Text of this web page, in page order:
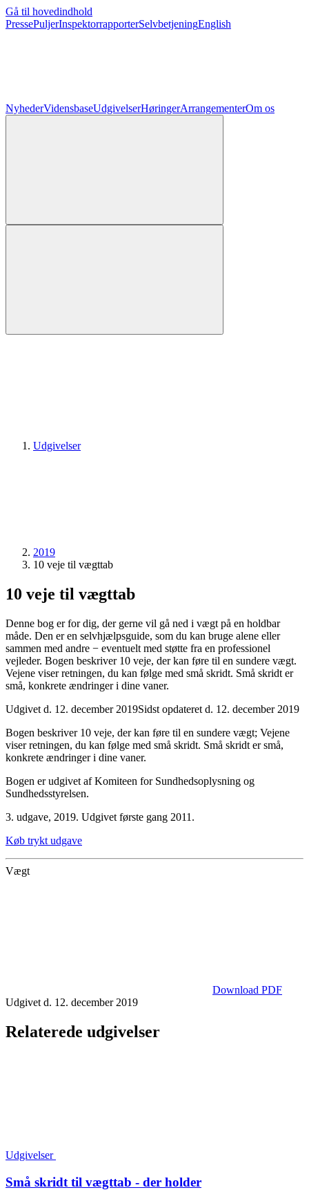
Gå til hovedindhold
PressePuljerInspektorrapporterSelvbetjeningEnglish
NyhederVidensbaseUdgivelserHøringerArrangementerOm os
Udgivelser
2019
10 veje til vægttab
10 veje til vægttab
Denne bog er for dig, der gerne vil gå ned i vægt på en holdbar
måde. Den er en selvhjælpsguide, som du kan bruge alene eller
sammen med andre − eventuelt med støtte fra en professionel
vejleder. Bogen beskriver 10 veje, der kan føre til en sundere vægt.
Vejene viser retningen, du kan følge med små skridt. Små skridt er
små, konkrete ændringer i dine vaner.
Udgivet d. 12. december 2019Sidst opdateret d. 12. december 2019
Bogen beskriver 10 veje, der kan føre til en sundere vægt; Vejene
viser retningen, du kan følge med små skridt. Små skridt er små,
konkrete ændringer i dine vaner.
Bogen er udgivet af Komiteen for Sundhedsoplysning og
Sundhedsstyrelsen.
3. udgave, 2019. Udgivet første gang 2011.
Køb trykt udgave
Vægt
Download PDF
Udgivet d. 12. december 2019
Relaterede udgivelser
Udgivelser
Små skridt til vægttab - der holder